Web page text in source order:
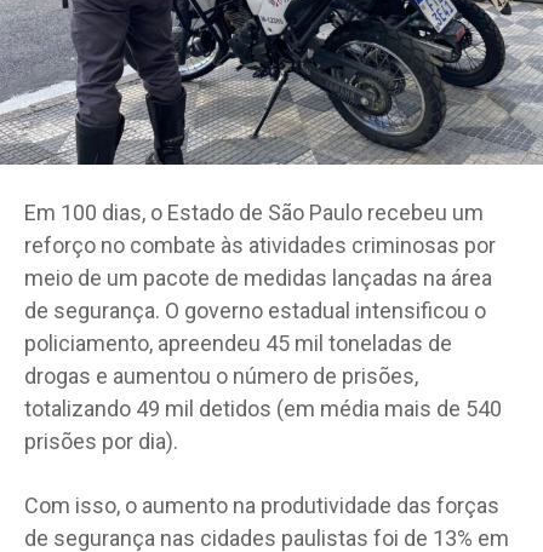
Em 100 dias, o Estado de São Paulo recebeu um
reforço no combate às atividades criminosas por
meio de um pacote de medidas lançadas na área
de segurança. O governo estadual intensificou o
policiamento, apreendeu 45 mil toneladas de
drogas e aumentou o número de prisões,
totalizando 49 mil detidos (em média mais de 540
prisões por dia).
Com isso, o aumento na produtividade das forças
de segurança nas cidades paulistas foi de 13% em